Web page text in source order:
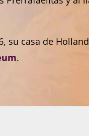
su casa de
.